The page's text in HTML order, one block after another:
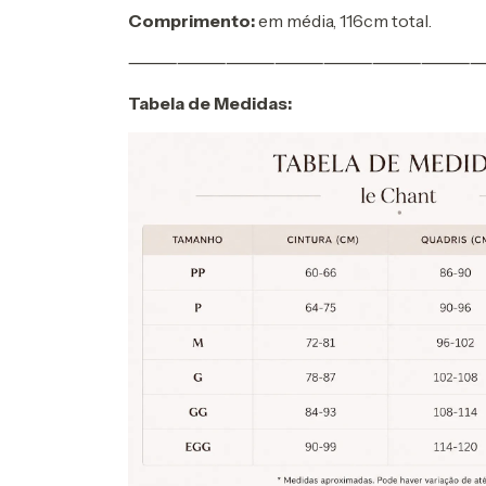
Comprimento:em média, 116cm total.
Tabela de Medidas: